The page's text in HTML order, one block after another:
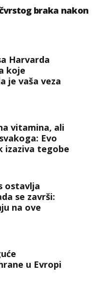
braka nakon
Harvarda
koje
je vaša veza
vitamina, ali
Evo
izaziva tegobe
ostavlja
se završi:
na ove
u Evropi